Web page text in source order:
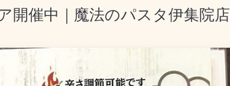
開催中｜魔法のパスタ伊集院店